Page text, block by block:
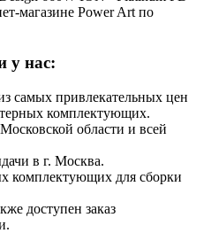
магазине Power Art по
у нас:
самых привлекательных цен
комплектующих.
области и всей
в г. Москва.
комплектующих для сборки
доступен заказ